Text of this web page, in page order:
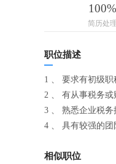
100%
简历处理
职位描述
1 、 要求有初级职
2 、 有从事税务
3 、 熟悉企业税
4 、 具有较强的
相似职位